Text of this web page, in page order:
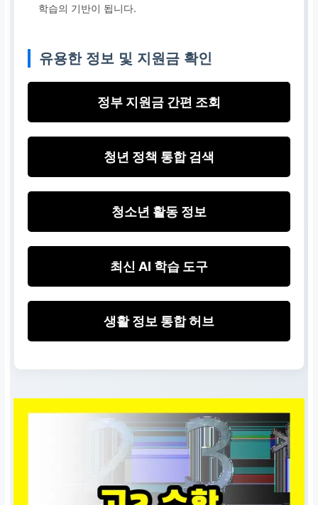
학습의 기반이 됩니다.
유용한 정보 및 지원금 확인
정부 지원금 간편 조회
청년 정책 통합 검색
청소년 활동 정보
최신 AI 학습 도구
생활 정보 통합 허브